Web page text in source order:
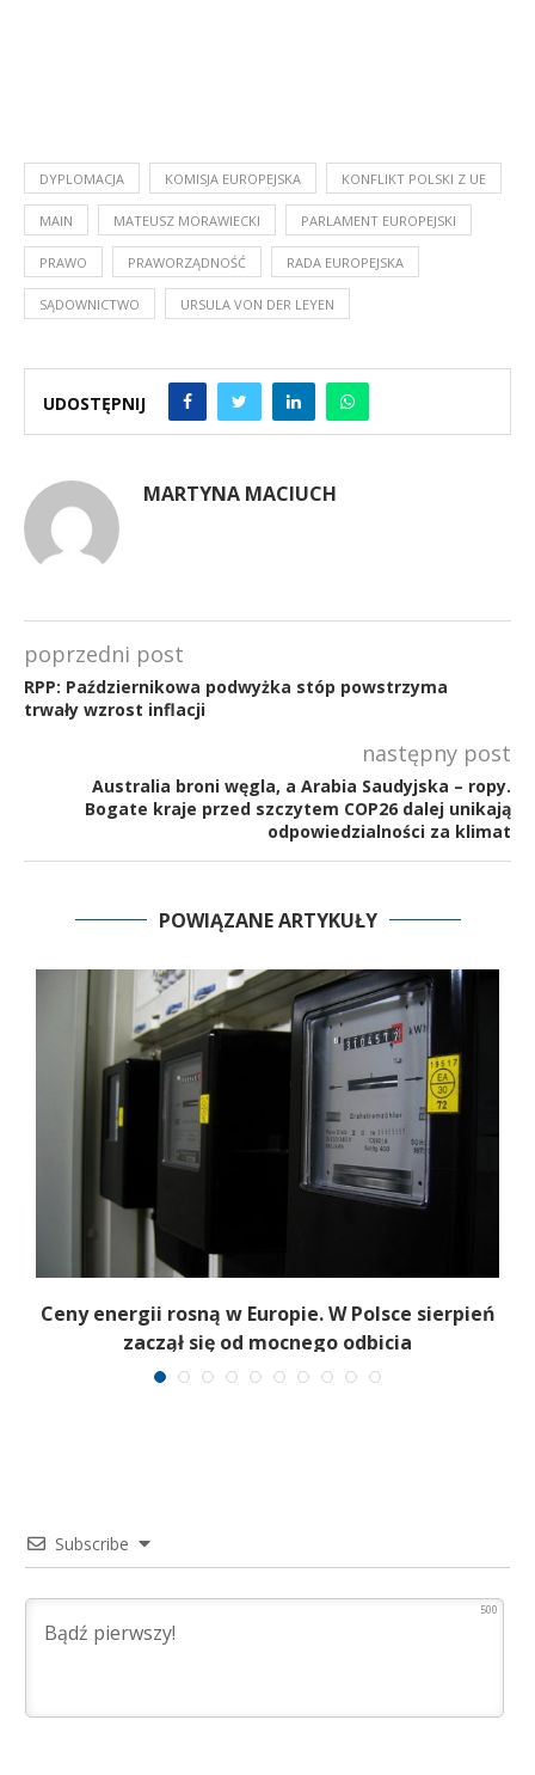
DYPLOMACJA KOMISJA EUROPEJSKA KONFLIKT POLSKI Z UE
MAIN MATEUSZ MORAWIECKI PARLAMENT EUROPEJSKI
PRAWO PRAWORZĄDNOŚĆ RADA EUROPEJSKA
SĄDOWNICTWO URSULA VON DER LEYEN
UDOSTĘPNIJ
MARTYNA MACIUCH
poprzedni post
RPP: Październikowa podwyżka stóp powstrzyma
trwały wzrost inflacji
następny post
Australia broni węgla, a Arabia Saudyjska – ropy.
Bogate kraje przed szczytem COP26 dalej unikają
odpowiedzialności za klimat
POWIĄZANE ARTYKUŁY
Ceny energii rosną w Europie. W Polsce sierpień
zaczął się od mocnego odbicia
Subscribe
500